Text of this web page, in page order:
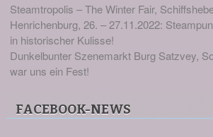
Steamtropolis – The Winter Fair,
Henrichenburg, 26. – 27.11.2022:
in historischer Kulisse!
Dunkelbunter Szenemarkt Burg Satzvey,
war uns ein Fest!
FACEBOOK-NEWS